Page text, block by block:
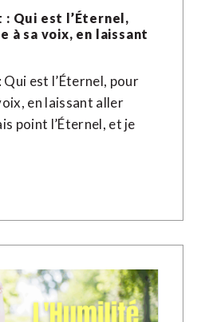
: Qui est l’Éternel,
à sa voix, en laissant
est l’Éternel, pour
en laissant aller
point l’Éternel, et je